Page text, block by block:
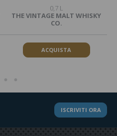
0,7 L
THE VINTAGE MALT WHISKY
CO.
ACQUISTA
ISCRIVITI ORA